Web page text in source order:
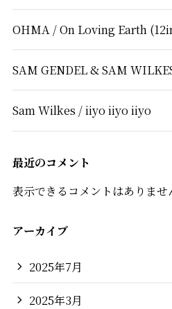
OHMA / On Loving Earth
SAM GENDEL & SAM
Sam Wilkes / iiyo iiyo iiyo
最近のコメント
表示できるコメントはありませ
アーカイブ
2025年7月
2025年3月